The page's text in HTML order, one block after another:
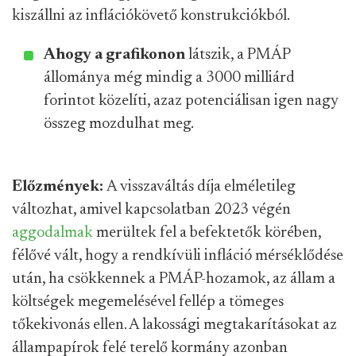
kiszállni az inflációkövető konstrukciókból.
Ahogy a grafikonon látszik, a PMÁP
állománya még mindig a 3000 milliárd
forintot közelíti, azaz potenciálisan igen nagy
összeg mozdulhat meg.
Előzmények: A visszaváltás díja elméletileg
változhat, amivel kapcsolatban 2023 végén
aggodalmak merültek fel a befektetők körében,
félővé vált, hogy a rendkívüli infláció mérséklődése
után, ha csökkennek a PMÁP-hozamok, az állam a
költségek megemelésével fellép a tömeges
tőkekivonás ellen. A lakossági megtakarításokat az
állampapírok felé terelő kormány azonban